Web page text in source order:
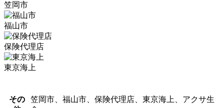
笠岡市
福山市
保険代理店
東京海上
その
笠岡市、福山市、保険代理店、東京海上、アクサ生